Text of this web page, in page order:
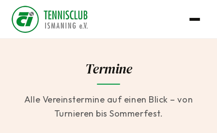
Termine
Alle Vereinstermine auf einen Blick – von
Turnieren bis Sommerfest.